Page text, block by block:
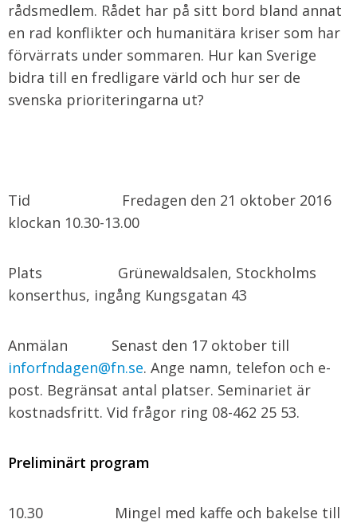
rådsmedlem. Rådet har på sitt bord bland annat
en rad konflikter och humanitära kriser som har
förvärrats under sommaren. Hur kan Sverige
bidra till en fredligare värld och hur ser de
svenska prioriteringarna ut?
Tid Fredagen den 21 oktober 2016
klockan 10.30-13.00
Plats Grünewaldsalen, Stockholms
konserthus, ingång Kungsgatan 43
Anmälan Senast den 17 oktober till
inforfndagen@fn.se. Ange namn, telefon och e-
post. Begränsat antal platser. Seminariet är
kostnadsfritt. Vid frågor ring 08-462 25 53.
Preliminärt program
10.30 Mingel med kaffe och bakelse till